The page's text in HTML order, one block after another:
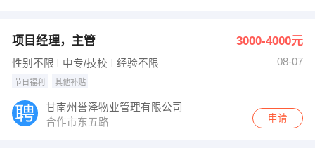
项目经理，主管 3000-4000元
性别不限 中专/技校 经验不限 08-07
节日福利 其他补贴
甘南州誉泽物业管理有限公司
合作市东五路
申请